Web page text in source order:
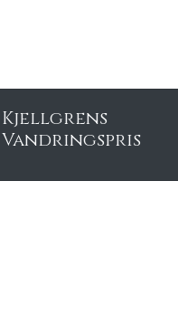
Kjellgrens
Vandringspris